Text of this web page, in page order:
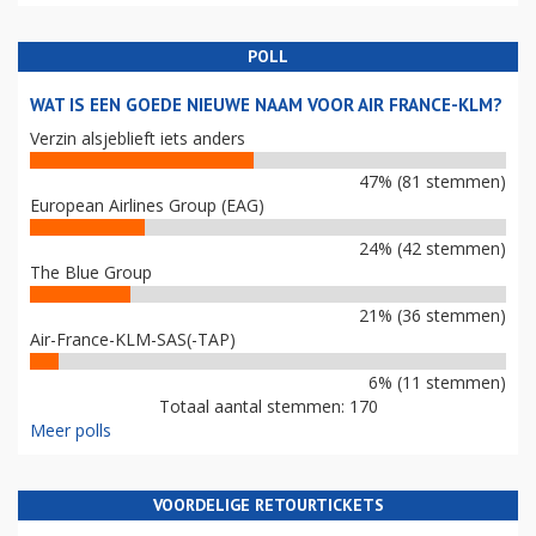
POLL
WAT IS EEN GOEDE NIEUWE NAAM VOOR AIR FRANCE-KLM?
Verzin alsjeblieft iets anders
47% (81 stemmen)
European Airlines Group (EAG)
24% (42 stemmen)
The Blue Group
21% (36 stemmen)
Air-France-KLM-SAS(-TAP)
6% (11 stemmen)
Totaal aantal stemmen: 170
Meer polls
VOORDELIGE RETOURTICKETS